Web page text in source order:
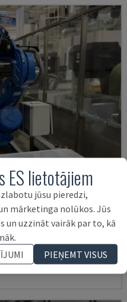
APRĪKOJUMS
22.000 €
ES lietotājiem
jūsu pieredzi,
mārketinga nolūkos. Jūs
un uzzināt vairāk par to, kā
PIEŅEMT VISUS